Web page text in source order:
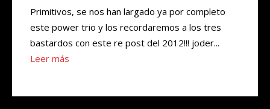
Primitivos, se nos han largado ya por completo
este power trio y los recordaremos a los tres
bastardos con este re post del 2012!!! joder...
Leer más